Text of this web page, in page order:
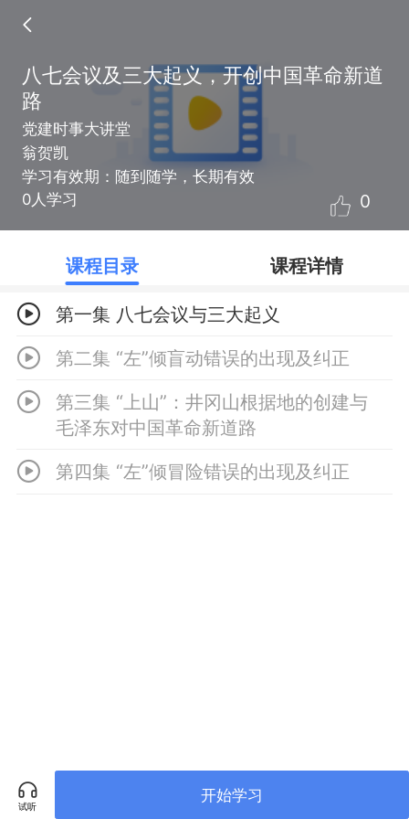
八七会议及三大起义，开创中国革命新道
路
党建时事大讲堂
翁贺凯
学习有效期：随到随学，长期有效
0人学习
0
课程目录 课程详情
第一集 八七会议与三大起义
第二集 “左”倾盲动错误的出现及纠正
第三集 “上山”：井冈山根据地的创建与
毛泽东对中国革命新道路
第四集 “左”倾冒险错误的出现及纠正
试听
开始学习